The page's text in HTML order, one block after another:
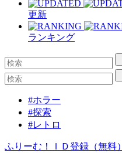
更新
ランキング
#ホラー
#探索
#レトロ
ふりーむ！ＩＤ登録（無料）